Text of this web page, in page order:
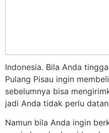
Indonesia. Bila Anda
Pulang Pisau ingin
sebelumnya bisa
jadi Anda tidak perlu
Namun bila Anda ingin